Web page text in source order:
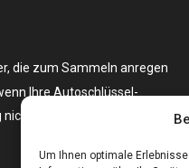
Um Ihnen optimale
die zum Sammeln anregen
Ihre Autoschlüssel-
mehr funktioniert?